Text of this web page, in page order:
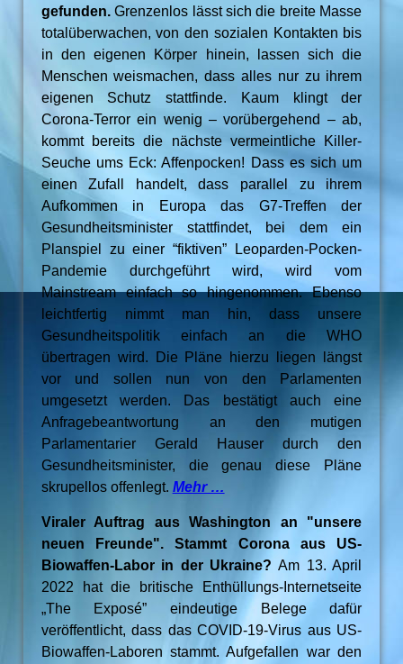
gefunden.Grenzenlos lässt sich die breite Masse
totalüberwachen, von den sozialen Kontakten bis
in den eigenen Körper hinein, lassen sich die
Menschen weismachen, dass alles nur zu ihrem
eigenen Schutz stattfinde. Kaum klingt der
Corona-Terror ein wenig – vorübergehend – ab,
kommt bereits die nächste vermeintliche Killer-
Seuche ums Eck: Affenpocken! Dass es sich um
einen Zufall handelt, dass parallel zu ihrem
Aufkommen in Europa das G7-Treffen der
Gesundheitsminister stattfindet, bei dem ein
Planspiel zu einer “fiktiven” Leoparden-Pocken-
Pandemie durchgeführt wird, wird vom
Mainstream einfach so hingenommen. Ebenso
leichtfertig nimmt man hin, dass unsere
Gesundheitspolitik einfach an die WHO
übertragen wird. Die Pläne hierzu liegen längst
vor und sollen nun von den Parlamenten
umgesetzt werden. Das bestätigt auch eine
Anfragebeantwortung an den mutigen
Parlamentarier Gerald Hauser durch den
Gesundheitsminister, die genau diese Pläne
skrupellos offenlegt. Mehr …
Viraler Auftrag aus Washington an "unsere
neuen Freunde". Stammt Corona aus US-
Biowaffen-Labor in der Ukraine?Am 13. April
2022 hat die britische Enthüllungs-Internetseite
„The Exposé” eindeutige Belege dafür
veröffentlicht, dass das COVID-19-Virus aus US-
Biowaffen-Laboren stammt. Aufgefallen war den